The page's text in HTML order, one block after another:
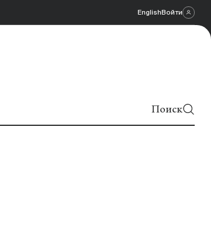
EnglishВойти
Поиск